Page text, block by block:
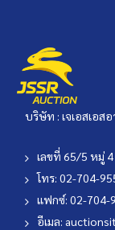
บริษัท : เจเอสเอส
เลขที่ 65/5 หมู่
โทร: 02-704-
แฟกซ์: 02-704-
อีเมล: